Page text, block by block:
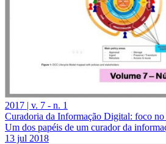
2017 | v. 7 - n. 1
Curadoria da Informação Digital: foco no
Um dos papéis de um curador da
13 jul 2018